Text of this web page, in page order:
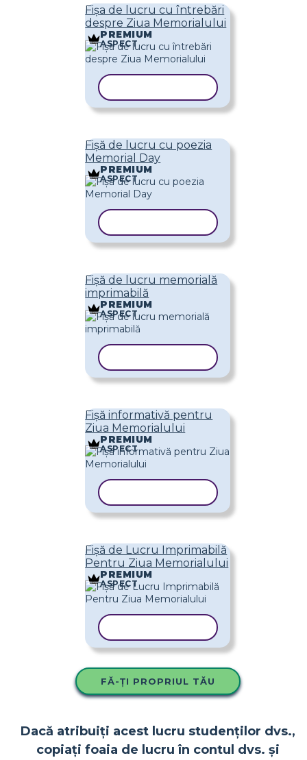
Fișa de lucru cu întrebări
despre Ziua Memorialului
PREMIUM
ASPECT
Fișă de lucru cu poezia
Memorial Day
PREMIUM
ASPECT
Fișă de lucru memorială
imprimabilă
PREMIUM
ASPECT
Fișă informativă pentru
Ziua Memorialului
PREMIUM
ASPECT
Fișă de Lucru Imprimabilă
Pentru Ziua Memorialului
PREMIUM
ASPECT
FĂ-ȚI PROPRIUL TĂU
Dacă atribuiți acest lucru studenților dvs.,
copiați foaia de lucru în contul dvs. și